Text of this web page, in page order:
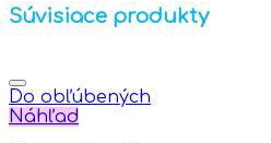
Súvisiace produkty
Do obľúbených
Náhľad